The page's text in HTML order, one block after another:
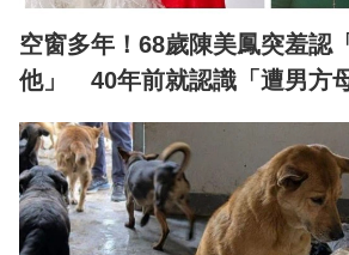
空窗多年！68歲陳美鳳突羞認
他」 40年前就認識「遭男方母